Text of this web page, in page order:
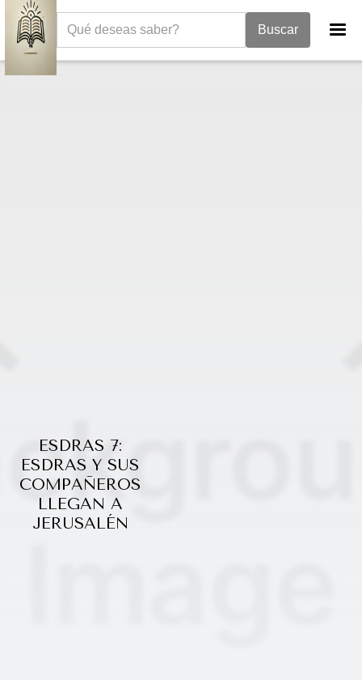
ESDRAS 7:
ESDRAS Y SUS
COMPAÑEROS
LLEGAN A
JERUSALÉN
La Biblia